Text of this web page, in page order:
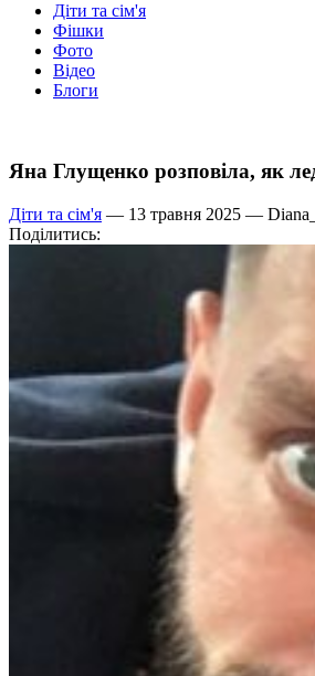
Діти та сім'я
Фішки
Фото
Відео
Блоги
Яна Глущенко розповіла, як
Діти та сім'я — 13 травня 2025 —
Поділитись: